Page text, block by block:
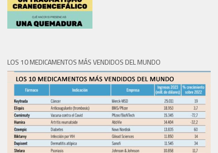
LOS 10 MEDICAMENTOS MÁS VENDIDOS DEL MUNDO